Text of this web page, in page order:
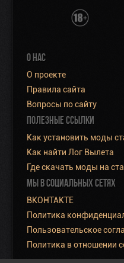
О НАС
О проекте
Правила сайта
Вопросы по сайту
ПОЛЕЗНЫЕ ССЫЛКИ
Как установить моды
Как найти Лог Вылета
Где скачать моды на
МЫ В СОЦИАЛЬНЫХ СЕТЯХ
ВКОНТАКТЕ
Политика
Пользовательское
Политика в отношении